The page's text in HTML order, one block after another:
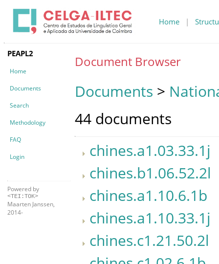
Home |
PEAPL2
Home
Documents
Search
Methodology
FAQ
Login
Powered by
<TEI:TOK>
Maarten Janssen,
2014-
Document Browser
Documents >
44 documents
chines.a1.03.33.1j
chines.b1.06.52.2l
chines.a1.10.6.1b
chines.a1.10.33.1j
chines.c1.21.50.2l